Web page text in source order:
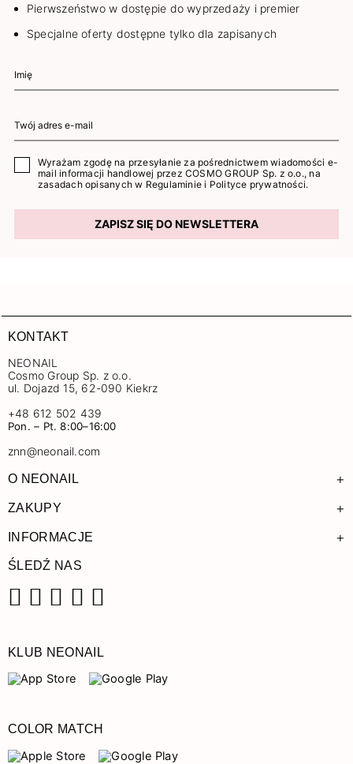
Pierwszeństwo w dostępie do wyprzedaży i premier
Specjalne oferty dostępne tylko dla zapisanych
Wyrażam zgodę na przesyłanie za pośrednictwem wiadomości e-
mail informacji handlowej przez COSMO GROUP Sp. z o.o., na
zasadach opisanych w Regulaminie i Polityce prywatności.
ZAPISZ SIĘ DO NEWSLETTERA
KONTAKT
NEONAIL
Cosmo Group Sp. z o.o.
ul. Dojazd 15, 62-090 Kiekrz
+48 612 502 439
Pon. – Pt. 8:00–16:00
znn@neonail.com
O NEONAIL +
ZAKUPY +
INFORMACJE +
ŚLEDŹ NAS
KLUB NEONAIL
COLOR MATCH